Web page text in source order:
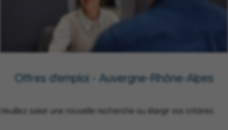
Offres d'emploi - Auvergne-Rhône-Alpes
Veuillez saisir une nouvelle recherche ou élargir vos critères.